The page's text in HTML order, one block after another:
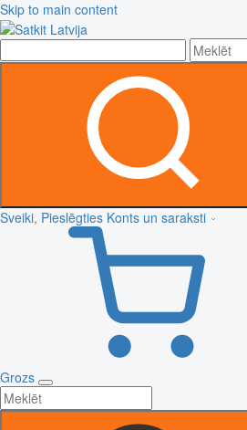
Skip to main content
Sveiki, Pieslēgties Konts un saraksti
Grozs